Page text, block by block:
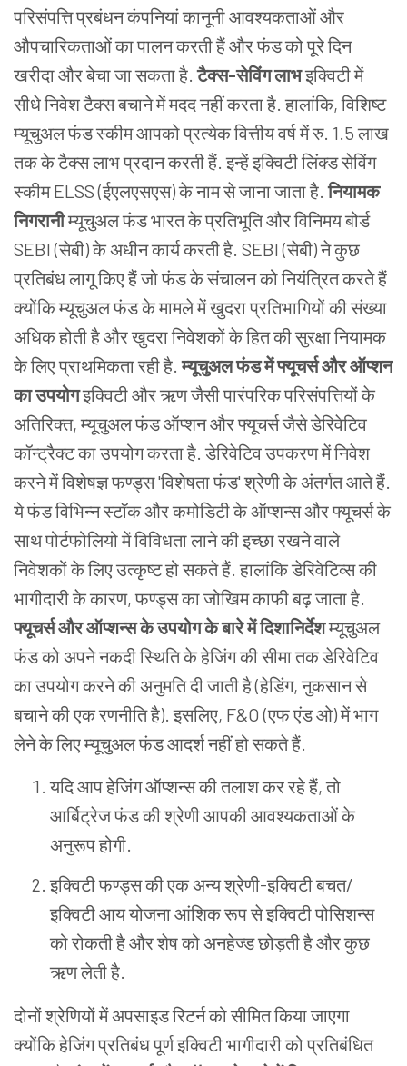
परिसंपत्ति प्रबंधन कंपनियां कानूनी आवश्यकताओं और
औपचारिकताओं का पालन करती हैं और फंड को पूरे दिन
खरीदा और बेचा जा सकता है. टैक्स-सेविंग लाभइक्विटी में
सीधे निवेश टैक्स बचाने में मदद नहीं करता है. हालांकि, विशिष्ट
म्यूचुअल फंड स्कीम आपको प्रत्येक वित्तीय वर्ष में रु. 1.5 लाख
तक के टैक्स लाभ प्रदान करती हैं. इन्हें इक्विटी लिंक्ड सेविंग
स्कीम ELSS (ईएलएसएस)के नाम से जाना जाता है. नियामक
निगरानीम्यूचुअल फंड भारत के प्रतिभूति और विनिमय बोर्ड
SEBI (सेबी) के अधीन कार्य करती है. SEBI (सेबी) ने कुछ
प्रतिबंध लागू किए हैं जो फंड के संचालन को नियंत्रित करते हैं
क्योंकि म्यूचुअल फंड के मामले में खुदरा प्रतिभागियों की संख्या
अधिक होती है और खुदरा निवेशकों के हित की सुरक्षा नियामक
के लिए प्राथमिकता रही है. म्यूचुअल फंड में फ्यूचर्स और ऑप्शन
का उपयोगइक्विटी और ऋण जैसी पारंपरिक परिसंपत्तियों के
अतिरिक्त, म्यूचुअल फंड ऑप्शन और फ्यूचर्स जैसे डेरिवेटिव
कॉन्ट्रैक्ट का उपयोग करता है. डेरिवेटिव उपकरण में निवेश
करने में विशेषज्ञ फण्ड्स 'विशेषता फंड' श्रेणी के अंतर्गत आते हैं.
ये फंड विभिन्न स्टॉक और कमोडिटी के ऑप्शन्स और फ्यूचर्स के
साथ पोर्टफोलियो में विविधता लाने की इच्छा रखने वाले
निवेशकों के लिए उत्कृष्ट हो सकते हैं. हालांकि डेरिवेटिव्स की
भागीदारी के कारण, फण्ड्स का जोखिम काफी बढ़ जाता है.
फ्यूचर्स और ऑप्शन्स के उपयोग के बारे में दिशानिर्देशम्यूचुअल
फंड को अपने नकदी स्थिति के हेजिंग की सीमा तक डेरिवेटिव
का उपयोग करने की अनुमति दी जाती है (हेडिंग, नुकसान से
बचाने की एक रणनीति है). इसलिए, F&O (एफ एंड ओ) में भाग
लेने के लिए म्यूचुअल फंड आदर्श नहीं हो सकते हैं.
यदि आप हेजिंग ऑप्शन्स की तलाश कर रहे हैं, तो
आर्बिट्रेज फंड की श्रेणी आपकी आवश्यकताओं के
अनुरूप होगी.
इक्विटी फण्ड्स की एक अन्य श्रेणी-इक्विटी बचत/
इक्विटी आय योजना आंशिक रूप से इक्विटी पोसिशन्स
को रोकती है और शेष को अनहेज्ड छोड़ती है और कुछ
ऋण लेती है.
दोनों श्रेणियों में अपसाइड रिटर्न को सीमित किया जाएगा
क्योंकि हेजिंग प्रतिबंध पूर्ण इक्विटी भागीदारी को प्रतिबंधित